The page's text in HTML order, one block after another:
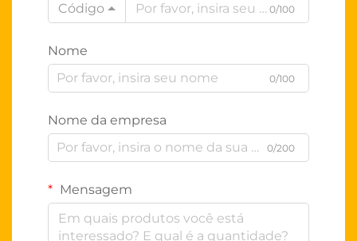
Código 0/100
Nome
0/100
Nome da empresa
0/200
Mensagem